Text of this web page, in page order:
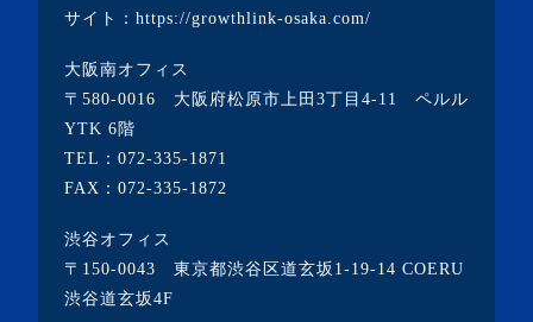
・2021年12月(2記事)
・2021年11月(7記事)
・2021年10月(3記事)
・2021年8月(6記事)
・2021年7月(3記事)
サイト： https://growthlink-osaka.com/
大阪南オフィス
〒580-0016 大阪府松原市上田3丁目4-11 ペルル
YTK 6階
TEL： 072-335-1871
FAX：072-335-1872
渋谷オフィス
〒150-0043 東京都渋谷区道玄坂1-19-14 COERU
渋谷道玄坂4F